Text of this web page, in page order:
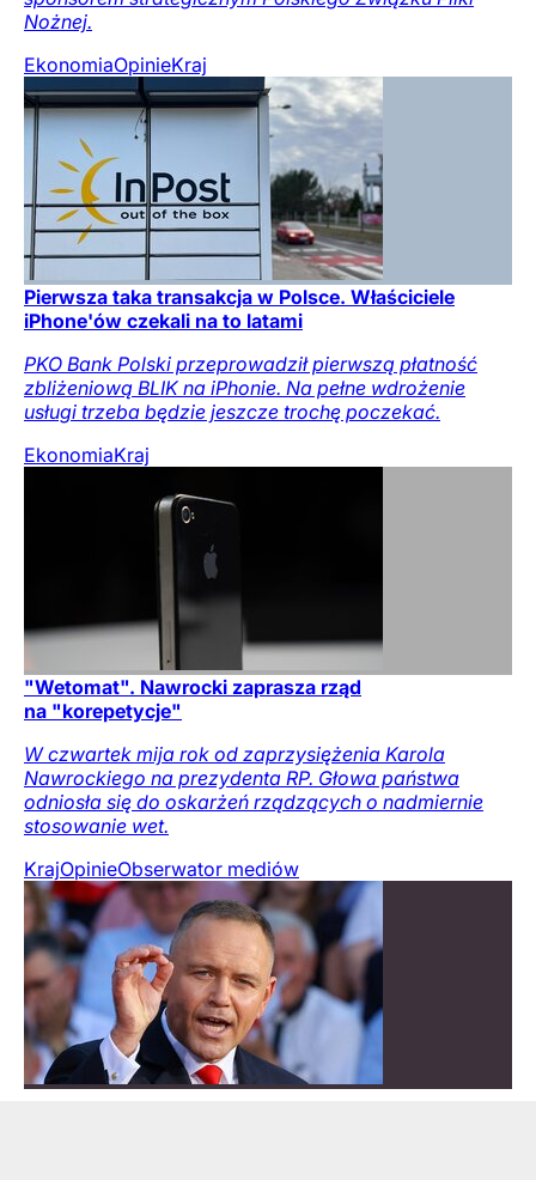
Nożnej.
EkonomiaOpinieKraj
Pierwsza taka transakcja w Polsce. Właściciele
iPhone'ów czekali na to latami
PKO Bank Polski przeprowadził pierwszą płatność
zbliżeniową BLIK na iPhonie. Na pełne wdrożenie
usługi trzeba będzie jeszcze trochę poczekać.
EkonomiaKraj
"Wetomat". Nawrocki zaprasza rząd
na "korepetycje"
W czwartek mija rok od zaprzysiężenia Karola
Nawrockiego na prezydenta RP. Głowa państwa
odniosła się do oskarżeń rządzących o nadmiernie
stosowanie wet.
KrajOpinieObserwator mediów